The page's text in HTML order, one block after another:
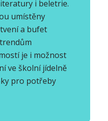
i beletrie.
umístěny
a bufet
je i možnost
ve školní jídelně
pro potřeby